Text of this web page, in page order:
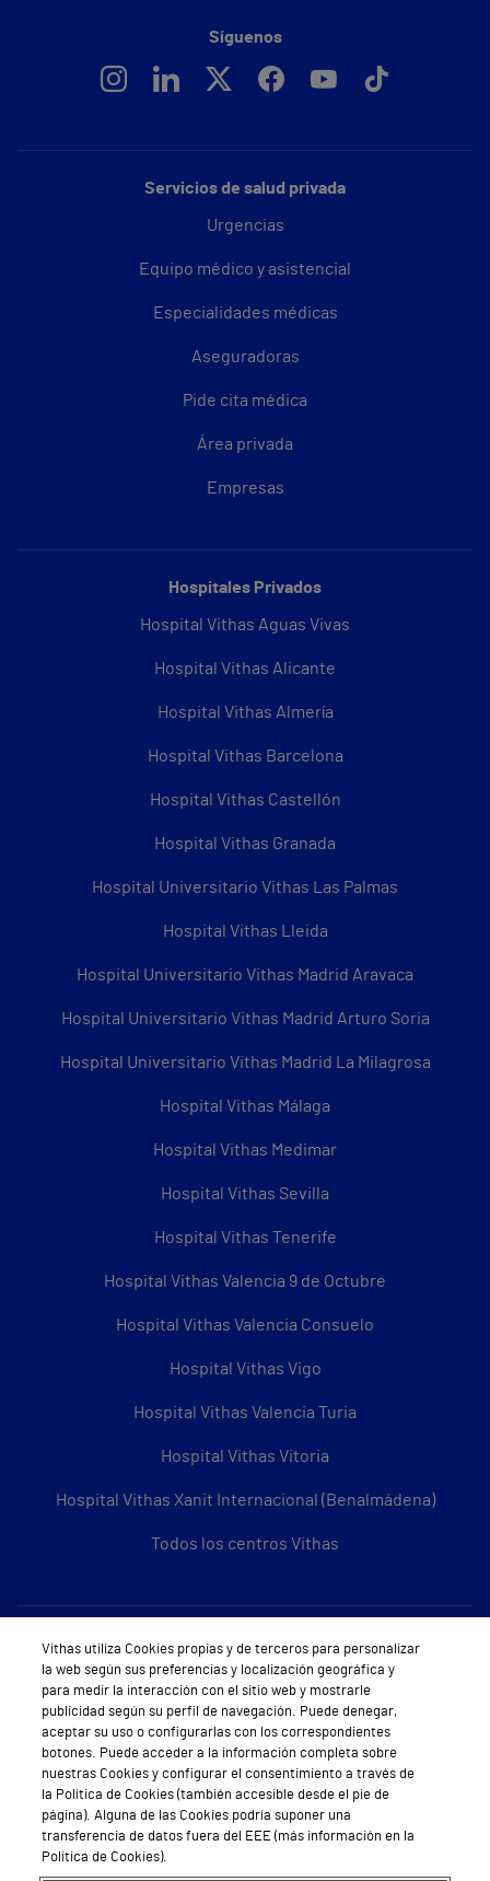
Servicios de salud privada
Urgencias
Equipo médico y asistencial
Especialidades médicas
Aseguradoras
Pide cita médica
Área privada
Empresas
Hospitales Privados
Hospital Vithas Aguas Vivas
Hospital Vithas Alicante
Hospital Vithas Almería
Hospital Vithas Barcelona
Hospital Vithas Castellón
Hospital Vithas Granada
Hospital Universitario Vithas Las Palmas
Hospital Vithas Lleida
Hospital Universitario Vithas Madrid Aravaca
Hospital Universitario Vithas Madrid Arturo Soria
Hospital Universitario Vithas Madrid La Milagrosa
Hospital Vithas Málaga
Hospital Vithas Medimar
Hospital Vithas Sevilla
Hospital Vithas Tenerife
Hospital Vithas Valencia 9 de Octubre
Hospital Vithas Valencia Consuelo
Hospital Vithas Vigo
Hospital Vithas Valencia Turia
Hospital Vithas Vitoria
Hospital Vithas Xanit Internacional (Benalmádena)
Todos los centros Vithas
Sobre Vithas
Quiénes somos
Trabajar en Vithas
Teléfono Cita Médica
Teléfono Atención al Cliente
Política de seguridad y salud en el trabajo
Síguenos
Vithas utiliza Cookies propias y de terceros para personalizar
la web según sus preferencias y localización geográfica y
para medir la interacción con el sitio web y mostrarle
publicidad según su perfil de navegación. Puede denegar,
aceptar su uso o configurarlas con los correspondientes
botones. Puede acceder a la información completa sobre
nuestras Cookies y configurar el consentimiento a través de
la Política de Cookies (también accesible desde el pie de
página). Alguna de las Cookies podría suponer una
transferencia de datos fuera del EEE (más información en la
Política de Cookies).